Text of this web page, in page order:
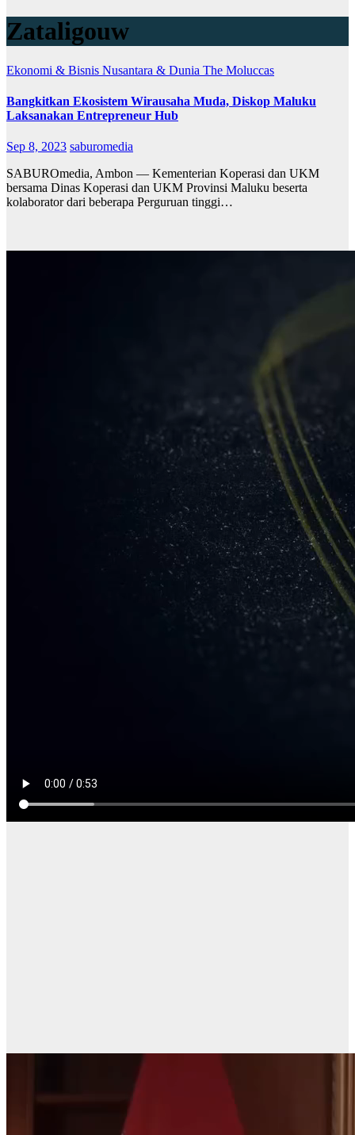
Zataligouw
Ekonomi & Bisnis Nusantara & Dunia The Moluccas
Bangkitkan Ekosistem Wirausaha Muda, Diskop Maluku
Laksanakan Entrepreneur Hub
Sep 8, 2023 saburomedia
SABUROmedia, Ambon — Kementerian Koperasi dan UKM
bersama Dinas Koperasi dan UKM Provinsi Maluku beserta
kolaborator dari beberapa Perguruan tinggi…